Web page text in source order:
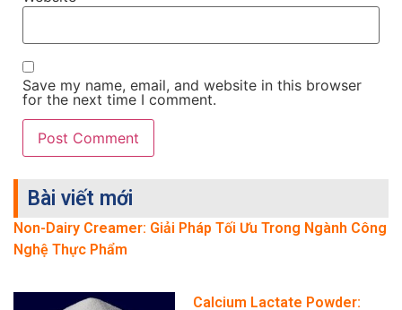
Bài viết mới
Non-Dairy Creamer: Giải Pháp Tối Ưu Trong Ngành Công
Nghệ Thực Phẩm
Calcium Lactate Powder:
Save my name, email, and website in this browser
for the next time I comment.